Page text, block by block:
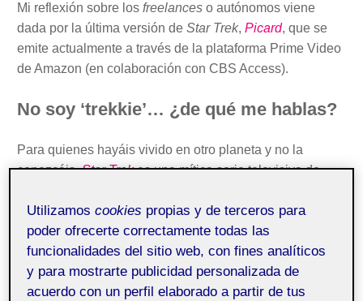
Mi reflexión sobre los freelances o autónomos viene
dada por la última versión de Star Trek, Picard, que se
emite actualmente a través de la plataforma Prime Video
de Amazon (en colaboración con CBS Access).
No soy ‘trekkie’… ¿de qué me hablas?
Para quienes hayáis vivido en otro planeta y no la
conozcáis,Star Trekes una mítica serie televisiva de
estrenó en 1966. Las aventuras del icónico capitán Kirk y
su tripulación igualmente icónica –el señor Spock, los
tenientes Sulu y Uhura, el doctor McCoy–, que recorrían
la galaxia del siglo XXIII hasta llegar«allí donde no ha
estado nunca nadie», se convirtieron en un éxito
Utilizamoscookies propias y de terceros para
poder ofrecerte correctamente todas las
funcionalidades del sitio web, con fines analíticos
y para mostrarte publicidad personalizada de
acuerdo con un perfil elaborado a partir de tus